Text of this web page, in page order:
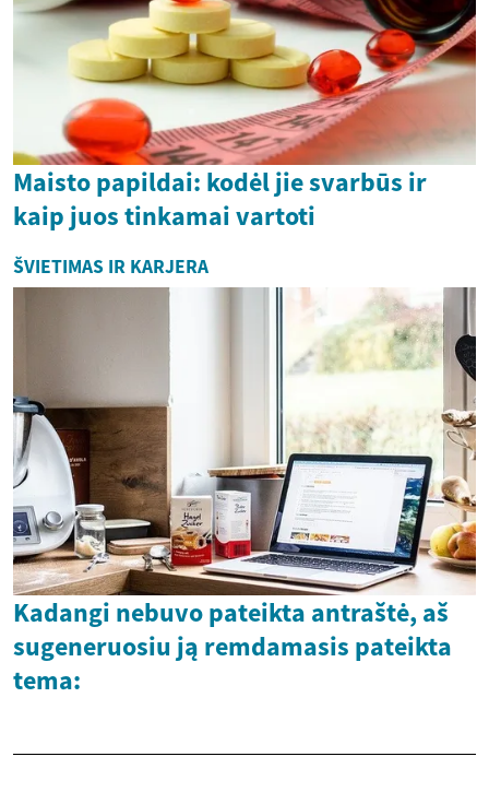
Maisto papildai: kodėl jie svarbūs ir
kaip juos tinkamai vartoti
ŠVIETIMAS IR KARJERA
Kadangi nebuvo pateikta antraštė, aš
sugeneruosiu ją remdamasis pateikta
tema: